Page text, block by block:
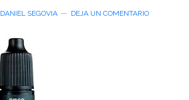
DANIEL SEGOVIA DEJA UN COMENTARIO